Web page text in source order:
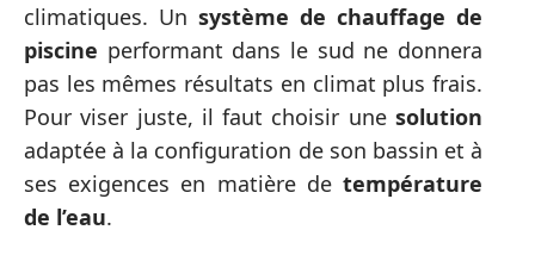
climatiques. Un système de chauffage de
piscine performant dans le sud ne donnera
pas les mêmes résultats en climat plus frais.
Pour viser juste, il faut choisir une solution
adaptée à la configuration de son bassin et à
ses exigences en matière de température
de l’eau.